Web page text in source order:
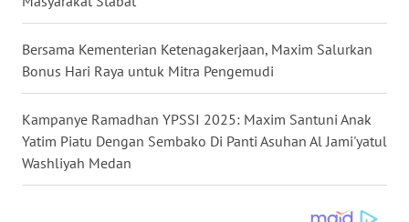
Bersama Kementerian Ketenagakerjaan, Maxim Salurkan
Bonus Hari Raya untuk Mitra Pengemudi
Kampanye Ramadhan YPSSI 2025: Maxim Santuni Anak
Yatim Piatu Dengan Sembako Di Panti Asuhan Al Jami'yatul
Washliyah Medan
SULUT
WN
MALUKU
WN
MALUT